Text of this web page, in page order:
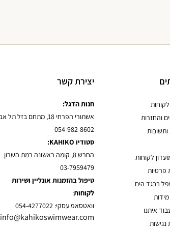
לקוחות
והחזרות
לקוחות
פרטיות
בבגד הים
איתנו
יצירת קשר
חנות הדגל:
אשתורי הפרחי 18, מתחם בזל תל אביב
054-982-8602
סטודיו KAHIKO:
החרש 8, קומה ראשונה רמת השרון
03-7959479
טיפול בהזמנות אונליין ושירות
לקוחות:
וואטסאפ עסקי: 054-4277022
info@kahikoswimwear.com